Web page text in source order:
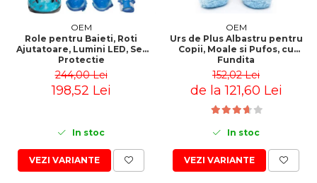
OEM
Role pentru Baieti, Roti
Ajutatoare, Lumini LED, Set
Protectie
244,00 Lei
198,52 Lei
In stoc
VEZI VARIANTE
OEM
Urs de Plus Albastru pentru
Copii, Moale si Pufos, cu
Fundita
152,02 Lei
de la 121,60 Lei
In stoc
VEZI VARIANTE